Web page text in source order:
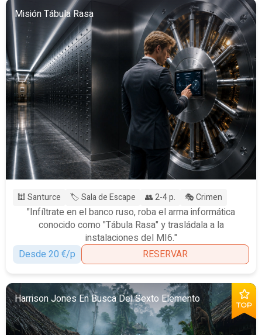
Misión Tábula Rasa
🕍 Santurce 🏷️ Sala de Escape 👥 2-4 p. 🎭 Crimen
"Infíltrate en el banco ruso, roba el arma informática
conocido como "Tábula Rasa" y trasládala a la
instalaciones del MI6."
Desde 20 €/p
RESERVAR
TOP
Harrison Jones En Busca Del Sexto Elemento